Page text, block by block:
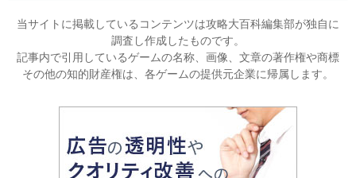
当サイトに掲載しているコンテンツは攻略大百科編集部が独自に
調査し作成したものです。
記事内で引用しているゲームの名称、画像、文章の著作権や商標
その他の知的財産権は、各ゲームの提供元企業に帰属します。